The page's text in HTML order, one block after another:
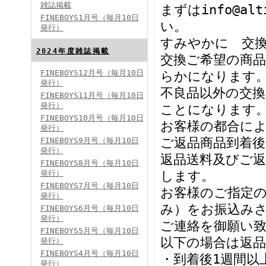
FINEBOYS2024年5月号
FINEBOYS2024年4月号
雑誌掲載
FINEBOYS1月号（毎月10日
発行）
2024年度雑誌掲載
FINEBOYS12月号（毎月10日
発行）
FINEBOYS11月号（毎月10日
発行）
FINEBOYS10月号（毎月10日
発行）
FINEBOYS9月号（毎月10日
発行）
FINEBOYS8月号（毎月10日
発行）
FINEBOYS7月号（毎月10日
発行）
FINEBOYS6月号（毎月10日
発行）
FINEBOYS5月号（毎月10日
発行）
FINEBOYS4月号（毎月10日
発行）
まずは
い。
すみやかに 交換
交換ご希望の商
らかになります
不良品以外の交
ことになります
お客様の都合に
ご返品商品到着
返品送料及びご
します。
お客様のご指定
み）をお振込み
ご連絡を御願い
以下の場合は返
・到着後1週間